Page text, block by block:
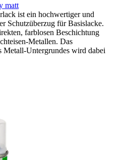
matt
ist ein hochwertiger und
Schutzüberzug für Basislacke.
farblosen Beschichtung
Metallen. Das
Metall-Untergrundes wird dabei